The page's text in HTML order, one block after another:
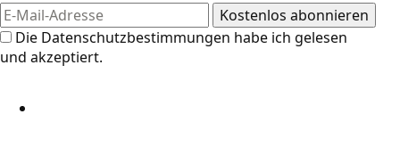
Die Datenschutzbestimmungen habe ich gelesen
und akzeptiert.